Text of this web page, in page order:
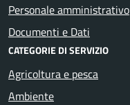
Personale amministrativo
Documenti e Dati
CATEGORIE DI SERVIZIO
Agricoltura e pesca
Ambiente